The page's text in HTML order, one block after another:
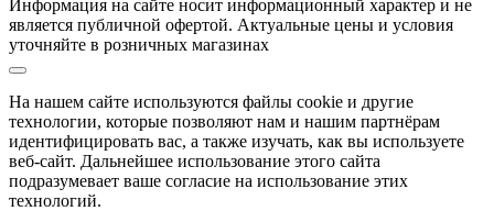
Информация на сайте носит информационный характер и не
является публичной офертой. Актуальные цены и условия
уточняйте в розничных магазинах
На нашем сайте используются файлы cookie и другие
технологии, которые позволяют нам и нашим партнёрам
идентифицировать вас, а также изучать, как вы используете
веб-сайт. Дальнейшее использование этого сайта
подразумевает ваше согласие на использование этих
технологий.